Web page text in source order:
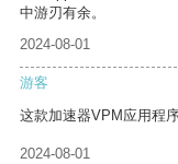
中游刃有余。
2024-08-01
游客
这款加速器VPM应用程
2024-08-01